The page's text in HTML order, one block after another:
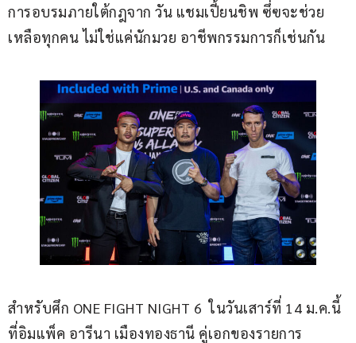
การอบรมภายใต้กฎจาก วัน แชมเปี้ยนชิพ ซึ่ฃจะช่วย
เหลือทุกคน ไม่ใช่แค่นักมวย อาชีพกรรมการก็เช่นกัน
สำหรับศึก ONE FIGHT NIGHT 6  ในวันเสาร์ที่ 14 ม.ค.นี้
ที่อิมแพ็ค อารีนา เมืองทองธานี คู่เอกของรายการ